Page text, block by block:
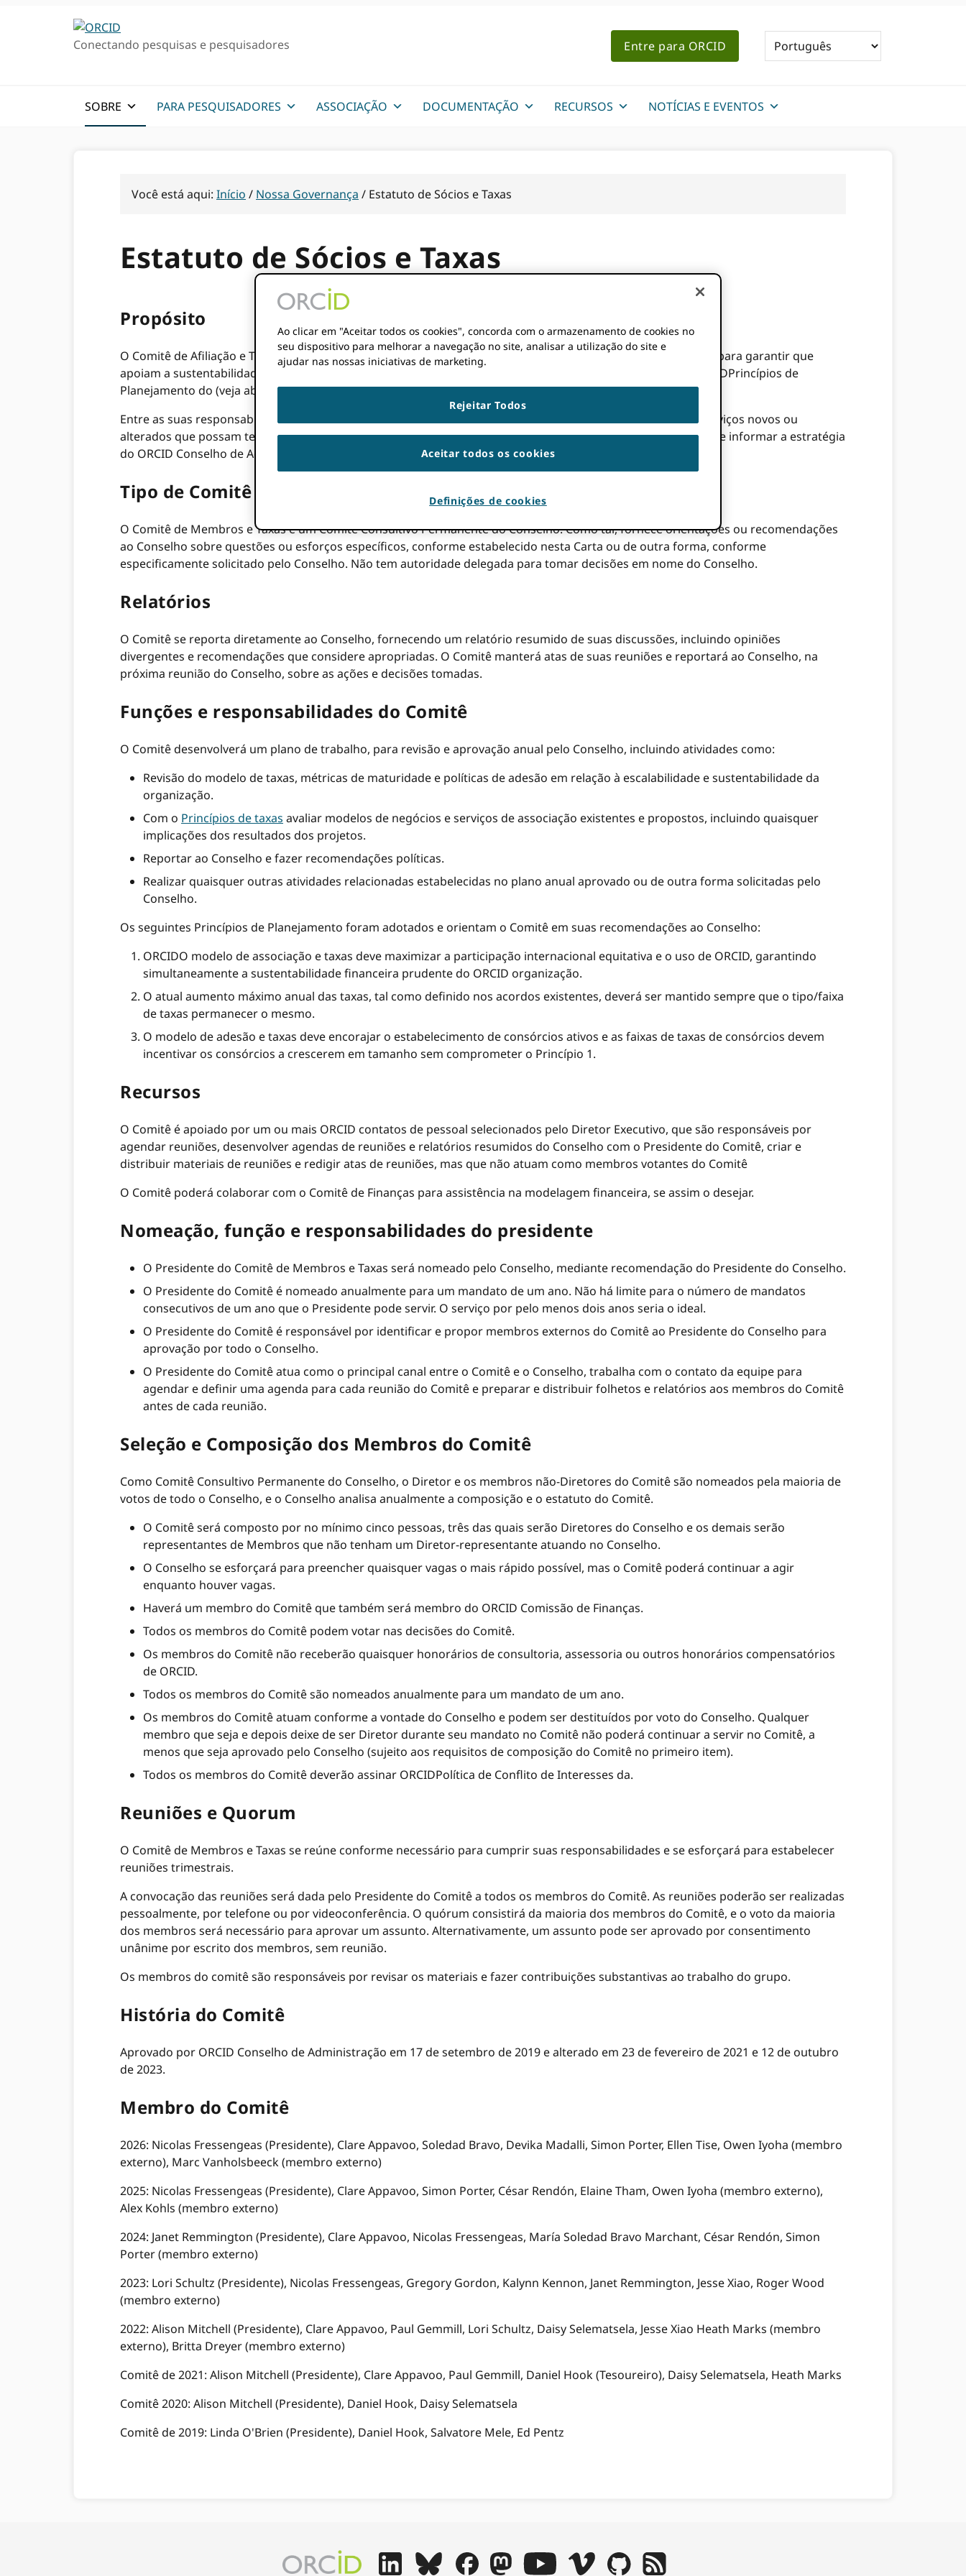
Conectando pesquisas e pesquisadores Entre para ORCID
SOBRE PARA PESQUISADORES ASSOCIAÇÃO DOCUMENTAÇÃO RECURSOS NOTÍCIAS E EVENTOS
Você está aqui: Início / Nossa Governança / Estatuto de Sócios e Taxas
Estatuto de Sócios e Taxas
Propósito
O Comitê de Afiliação e Taxas (o “Comitê”) é responsável pela avaliação contínua de ORCIDpolíticas de adesão para garantir que
apoiam a sustentabilidade da organização, ao mesmo tempo que incentivam a ampla adoção e adesão a ORCIDPrincípios de
Planejamento do (veja abaixo).
Entre as suas responsabilidades está a supervisão de projectos que explorem novos modelos de adesão e serviços novos ou
alterados que possam ter impacto na adesão, incluindo a compreensão dos seus custos e implicações, a fim de informar a estratégia
do ORCID Conselho de Administração (o “Conselho”).
Tipo de Comitê
O Comitê de Membros e Taxas é um Comitê Consultivo Permanente do Conselho. Como tal, fornece orientações ou recomendações
ao Conselho sobre questões ou esforços específicos, conforme estabelecido nesta Carta ou de outra forma, conforme
especificamente solicitado pelo Conselho. Não tem autoridade delegada para tomar decisões em nome do Conselho.
Relatórios
O Comitê se reporta diretamente ao Conselho, fornecendo um relatório resumido de suas discussões, incluindo opiniões
divergentes e recomendações que considere apropriadas. O Comitê manterá atas de suas reuniões e reportará ao Conselho, na
próxima reunião do Conselho, sobre as ações e decisões tomadas.
Funções e responsabilidades do Comitê
O Comitê desenvolverá um plano de trabalho, para revisão e aprovação anual pelo Conselho, incluindo atividades como:
Revisão do modelo de taxas, métricas de maturidade e políticas de adesão em relação à escalabilidade e sustentabilidade da
organização.
Com o Princípios de taxas avaliar modelos de negócios e serviços de associação existentes e propostos, incluindo quaisquer
implicações dos resultados dos projetos.
Reportar ao Conselho e fazer recomendações políticas.
Realizar quaisquer outras atividades relacionadas estabelecidas no plano anual aprovado ou de outra forma solicitadas pelo
Conselho.
Os seguintes Princípios de Planejamento foram adotados e orientam o Comitê em suas recomendações ao Conselho:
ORCIDO modelo de associação e taxas deve maximizar a participação internacional equitativa e o uso de ORCID, garantindo
simultaneamente a sustentabilidade financeira prudente do ORCID organização.
O atual aumento máximo anual das taxas, tal como definido nos acordos existentes, deverá ser mantido sempre que o tipo/faixa
de taxas permanecer o mesmo.
O modelo de adesão e taxas deve encorajar o estabelecimento de consórcios ativos e as faixas de taxas de consórcios devem
incentivar os consórcios a crescerem em tamanho sem comprometer o Princípio 1.
Recursos
O Comitê é apoiado por um ou mais ORCID contatos de pessoal selecionados pelo Diretor Executivo, que são responsáveis ​​por
agendar reuniões, desenvolver agendas de reuniões e relatórios resumidos do Conselho com o Presidente do Comitê, criar e
distribuir materiais de reuniões e redigir atas de reuniões, mas que não atuam como membros votantes do Comitê
O Comitê poderá colaborar com o Comitê de Finanças para assistência na modelagem financeira, se assim o desejar.
Nomeação, função e responsabilidades do presidente
O Presidente do Comitê de Membros e Taxas será nomeado pelo Conselho, mediante recomendação do Presidente do Conselho.
O Presidente do Comitê é nomeado anualmente para um mandato de um ano. Não há limite para o número de mandatos
consecutivos de um ano que o Presidente pode servir. O serviço por pelo menos dois anos seria o ideal.
O Presidente do Comitê é responsável por identificar e propor membros externos do Comitê ao Presidente do Conselho para
aprovação por todo o Conselho.
O Presidente do Comitê atua como o principal canal entre o Comitê e o Conselho, trabalha com o contato da equipe para
agendar e definir uma agenda para cada reunião do Comitê e preparar e distribuir folhetos e relatórios aos membros do Comitê
antes de cada reunião.
Seleção e Composição dos Membros do Comitê
Como Comitê Consultivo Permanente do Conselho, o Diretor e os membros não-Diretores do Comitê são nomeados pela maioria de
votos de todo o Conselho, e o Conselho analisa anualmente a composição e o estatuto do Comitê.
O Comitê será composto por no mínimo cinco pessoas, três das quais serão Diretores do Conselho e os demais serão
representantes de Membros que não tenham um Diretor-representante atuando no Conselho.
O Conselho se esforçará para preencher quaisquer vagas o mais rápido possível, mas o Comitê poderá continuar a agir
enquanto houver vagas.
Haverá um membro do Comitê que também será membro do ORCID Comissão de Finanças.
Todos os membros do Comitê podem votar nas decisões do Comitê.
Os membros do Comitê não receberão quaisquer honorários de consultoria, assessoria ou outros honorários compensatórios
de ORCID.
Todos os membros do Comitê são nomeados anualmente para um mandato de um ano.
Os membros do Comitê atuam conforme a vontade do Conselho e podem ser destituídos por voto do Conselho. Qualquer
membro que seja e depois deixe de ser Diretor durante seu mandato no Comitê não poderá continuar a servir no Comitê, a
menos que seja aprovado pelo Conselho (sujeito aos requisitos de composição do Comitê no primeiro item).
Todos os membros do Comitê deverão assinar ORCIDPolítica de Conflito de Interesses da.
Reuniões e Quorum
O Comitê de Membros e Taxas se reúne conforme necessário para cumprir suas responsabilidades e se esforçará para estabelecer
reuniões trimestrais.
A convocação das reuniões será dada pelo Presidente do Comitê a todos os membros do Comitê. As reuniões poderão ser realizadas
pessoalmente, por telefone ou por videoconferência. O quórum consistirá da maioria dos membros do Comitê, e o voto da maioria
dos membros será necessário para aprovar um assunto. Alternativamente, um assunto pode ser aprovado por consentimento
unânime por escrito dos membros, sem reunião.
Os membros do comitê são responsáveis ​​por revisar os materiais e fazer contribuições substantivas ao trabalho do grupo.
História do Comitê
Aprovado por ORCID Conselho de Administração em 17 de setembro de 2019 e alterado em 23 de fevereiro de 2021 e 12 de outubro
de 2023.
Membro do Comitê
2026: Nicolas Fressengeas (Presidente), Clare Appavoo, Soledad Bravo, Devika Madalli, Simon Porter, Ellen Tise, Owen Iyoha (membro
externo), Marc Vanholsbeeck (membro externo)
2025: Nicolas Fressengeas (Presidente), Clare Appavoo, Simon Porter, César Rendón, Elaine Tham, Owen Iyoha (membro externo),
Alex Kohls (membro externo)
2024: Janet Remmington (Presidente), Clare Appavoo, Nicolas Fressengeas, María Soledad Bravo Marchant, César Rendón, Simon
Porter (membro externo)
2023: Lori Schultz (Presidente), Nicolas Fressengeas, Gregory Gordon, Kalynn Kennon, Janet Remmington, Jesse Xiao, Roger Wood
(membro externo)
2022: Alison Mitchell (Presidente), Clare Appavoo, Paul Gemmill, Lori Schultz, Daisy Selematsela, Jesse Xiao Heath Marks (membro
externo), Britta Dreyer (membro externo)
Comitê de 2021: Alison Mitchell (Presidente), Clare Appavoo, Paul Gemmill, Daniel Hook (Tesoureiro), Daisy Selematsela, Heath Marks
Comitê 2020: Alison Mitchell (Presidente), Daniel Hook, Daisy Selematsela
Comitê de 2019: Linda O'Brien (Presidente), Daniel Hook, Salvatore Mele, Ed Pentz
Ao clicar em "Aceitar todos os cookies", concorda com o armazenamento de cookies no
seu dispositivo para melhorar a navegação no site, analisar a utilização do site e
ajudar nas nossas iniciativas de marketing.
Rejeitar Todos
Aceitar todos os cookies
Definições de cookies